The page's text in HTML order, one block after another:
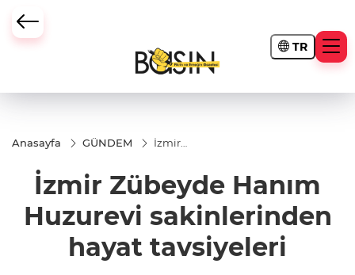
TR
Anasayfa GÜNDEM
İzmir
Huzurevi
sakinlerinden
hayat
tavsiyeleri
İzmir Zübeyde Hanım
Huzurevi sakinlerinden
hayat tavsiyeleri